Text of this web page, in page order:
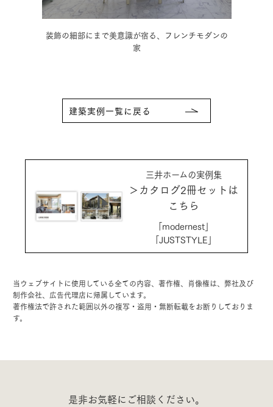
木の温もりに和の趣を取り入れた、情緒豊かな3階建
建築実例一覧に戻る
三井ホームの実例集
＞カタログ2冊セットは
こちら
「modernest」
「JUSTSTYLE」
当ウェブサイトに使用している全ての内容、著作権、肖像権は、弊社及び
制作会社、広告代理店に帰属しています。
著作権法で許された範囲以外の複写・盗用・無断転載をお断りしておりま
す。
是非お気軽にご相談ください。